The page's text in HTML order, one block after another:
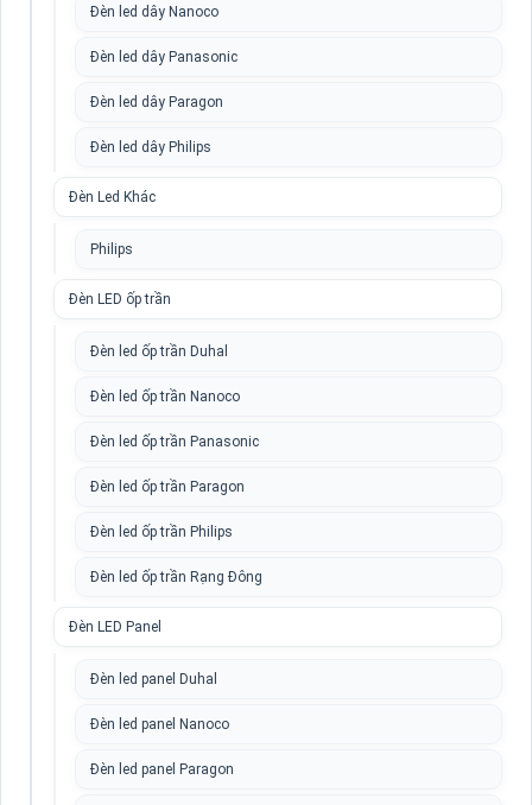
Đèn led dây Nanoco
Đèn led dây Panasonic
Đèn led dây Paragon
Đèn led dây Philips
Đèn Led Khác
Philips
Đèn LED ốp trần
Đèn led ốp trần Duhal
Đèn led ốp trần Nanoco
Đèn led ốp trần Panasonic
Đèn led ốp trần Paragon
Đèn led ốp trần Philips
Đèn led ốp trần Rạng Đông
Đèn LED Panel
Đèn led panel Duhal
Đèn led panel Nanoco
Đèn led panel Paragon